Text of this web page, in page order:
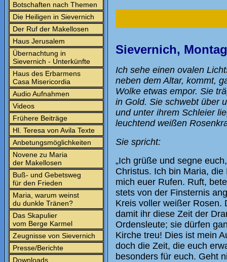
Botschaften nach Themen
Die Heiligen in Sievernich
Der Ruf der Makellosen
Haus Jerusalem
Übernachtung in
Sievernich - Unterkünfte
Haus des Erbarmens
Casa Misericordia
Audio Aufnahmen
Videos
Frühere Beiträge
Hl. Teresa von Avila Texte
Anbetungsmöglichkeiten
Novene zu Maria
der Makellosen
Buß- und Gebetsweg
für den Frieden
Maria, warum weinst
du dunkle Tränen?
Das Skapulier
vom Berge Karmel
Zeugnisse von Sievernich
Presse/Berichte
Downloads
Sievernich,
Ich sehe einen ovalen
neben dem Altar, kommt,
Wolke etwas empor. Sie
in Gold. Sie schwebt über
und unter ihrem Schleier
leuchtend weißen
Sie spricht:
„Ich grüße und segne
Christus. Ich bin Maria,
mich euer Rufen. Ruft,
stets von der Finsternis
Kreis voller weißer Rosen.
damit ihr diese Zeit der
Ordensleute; sie dürfen
Kirche treu! Dies ist mein
doch die Zeit, die euch
besonders für euch. Geht